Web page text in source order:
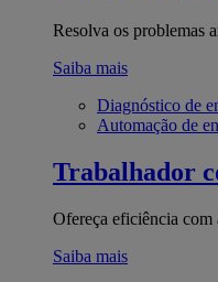
Resolva os problemas
Saiba mais
Diagnóstico de
Automação de
Trabalhador
Ofereça eficiência com
Saiba mais